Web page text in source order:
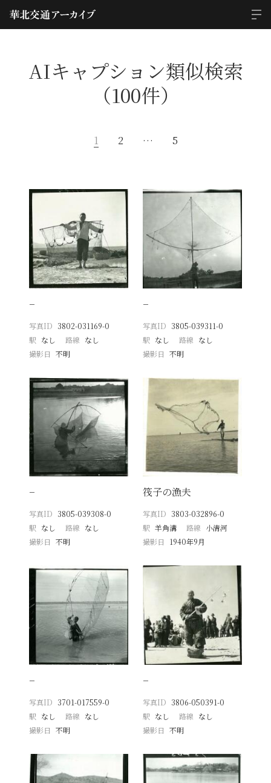
AIキャプション類似検索
（100件）
1 2 … 5
−
写真ID 3802-031169-0
駅 なし 路線 なし
撮影日
不明
−
写真ID 3805-039311-0
駅 なし 路線 なし
撮影日 不明
−
写真ID 3805-039308-0
駅 なし 路線 なし
撮影日
不明
筏子の漁夫
写真ID 3803-032896-0
駅 羊角溝 路線 小清河
撮影日
1940年9月
−
写真ID 3701-017559-0
駅 なし 路線 なし
撮影日
不明
−
写真ID 3806-050391-0
駅 なし 路線 なし
撮影日 不明